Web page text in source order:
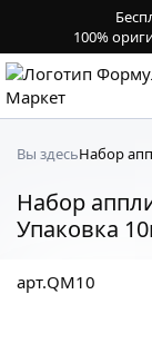
100%
Вы здесьНабор
Набор
Упаковка
арт.QM10